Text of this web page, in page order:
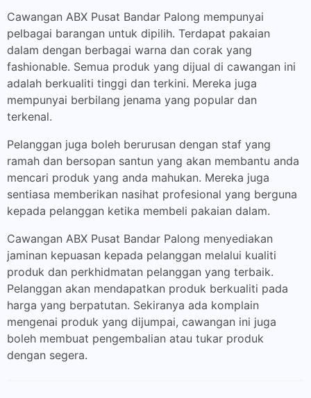
Cawangan ABX Pusat Bandar Palong mempunyai
pelbagai barangan untuk dipilih. Terdapat pakaian
dalam dengan berbagai warna dan corak yang
fashionable. Semua produk yang dijual di cawangan ini
adalah berkualiti tinggi dan terkini. Mereka juga
mempunyai berbilang jenama yang popular dan
terkenal.
Pelanggan juga boleh berurusan dengan staf yang
ramah dan bersopan santun yang akan membantu anda
mencari produk yang anda mahukan. Mereka juga
sentiasa memberikan nasihat profesional yang berguna
kepada pelanggan ketika membeli pakaian dalam.
Cawangan ABX Pusat Bandar Palong menyediakan
jaminan kepuasan kepada pelanggan melalui kualiti
produk dan perkhidmatan pelanggan yang terbaik.
Pelanggan akan mendapatkan produk berkualiti pada
harga yang berpatutan. Sekiranya ada komplain
mengenai produk yang dijumpai, cawangan ini juga
boleh membuat pengembalian atau tukar produk
dengan segera.